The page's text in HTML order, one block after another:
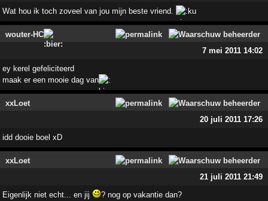
Wat hou ik toch zoveel van jou mijn beste vriend.
wouter-HC
7 mei 2011 14:02
ey kerel gefeliciteerd
maak er een mooie dag van
xxLoet
20 juli 2011 17:26
idd dooie boel xD
xxLoet
21 juli 2011 21:49
Eigenlijk niet echt... en jij ? nog op vakantie dan?